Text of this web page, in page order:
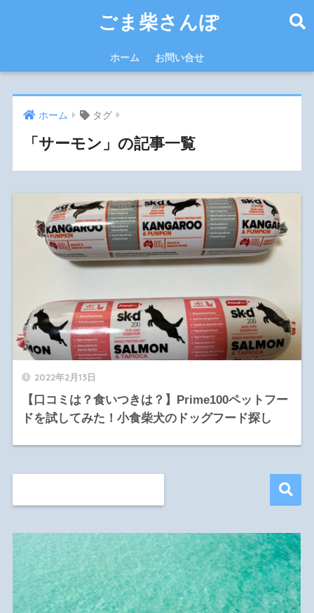
ごま柴さんぽ
ホーム お問い合せ
ホーム タグ
「サーモン」の記事一覧
2022年2月13日
【口コミは？食いつきは？】Prime100ペットフー
ドを試してみた！小食柴犬のドッグフード探し